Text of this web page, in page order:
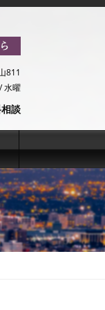
811
水曜
談